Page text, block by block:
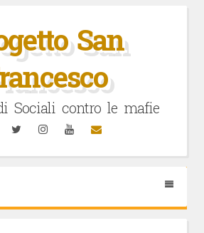
San
Sociali contro le mafie
TwitterInstagramYouTubeEmail